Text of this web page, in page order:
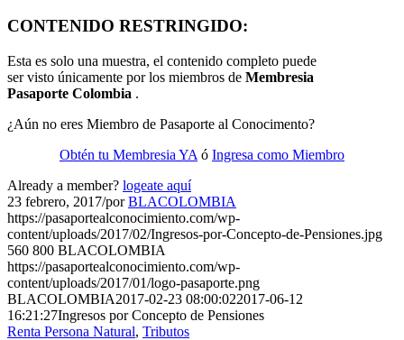
CONTENIDO RESTRINGIDO:
Esta es solo una muestra, el contenido completo puede
ser visto únicamente por los miembros de Membresia
Pasaporte Colombia .
¿Aún no eres Miembro de Pasaporte al Conocimento?
Obtén tu Membresia YA ó Ingresa como Miembro
Already a member? logeate aquí
23 febrero, 2017/porBLACOLOMBIA
https://pasaportealconocimiento.com/wp-
content/uploads/2017/02/Ingresos-por-Concepto-de-Pensiones.jpg
560 800 BLACOLOMBIA
https://pasaportealconocimiento.com/wp-
content/uploads/2017/01/logo-pasaporte.png
BLACOLOMBIA2017-02-23 08:00:022017-06-12
16:21:27Ingresos por Concepto de Pensiones
Renta Persona Natural, Tributos